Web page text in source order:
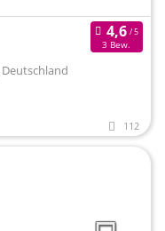
3 Bew.
112